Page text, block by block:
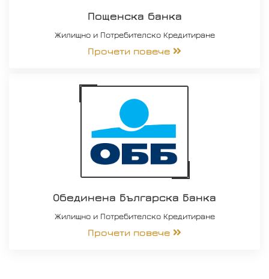
Пощенска банка
Жилищно и Потребителско Кредитиране
Прочети повече
Обединена Българска Банка
Жилищно и Потребителско Кредитиране
Прочети повече